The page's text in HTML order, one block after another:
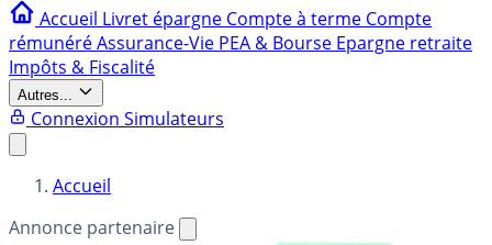
Accueil Livret épargne Compte à terme Compte
rémunéréAssurance-Vie PEA & Bourse Epargne retraite
Impôts & Fiscalité
Autres...
Connexion Simulateurs
Accueil
Annonce partenaire